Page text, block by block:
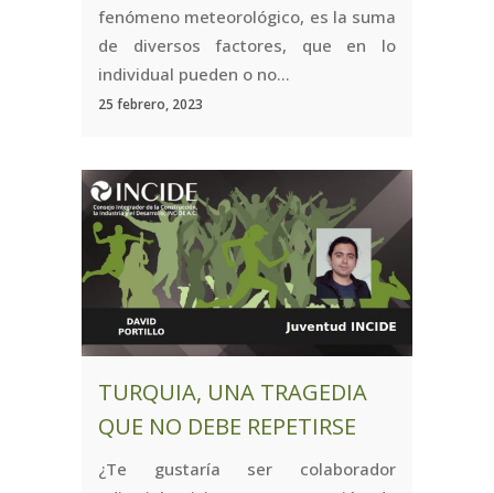
fenómeno meteorológico, es la suma
de diversos factores, que en lo
individual pueden o no...
25 febrero, 2023
TURQUIA, UNA TRAGEDIA
QUE NO DEBE REPETIRSE
¿Te gustaría ser colaborador